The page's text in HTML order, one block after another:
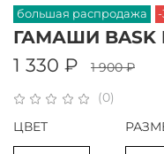
большая распродажа -
(0)
ГАМАШИ BASK
1 330 ₽ 1 900 ₽
ЦВЕТ